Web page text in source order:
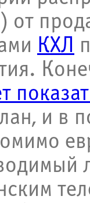
от
КХЛ
и в